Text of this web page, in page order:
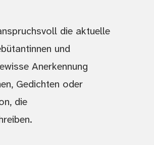
die aktuelle
und
Anerkennung
Gedichten oder
die